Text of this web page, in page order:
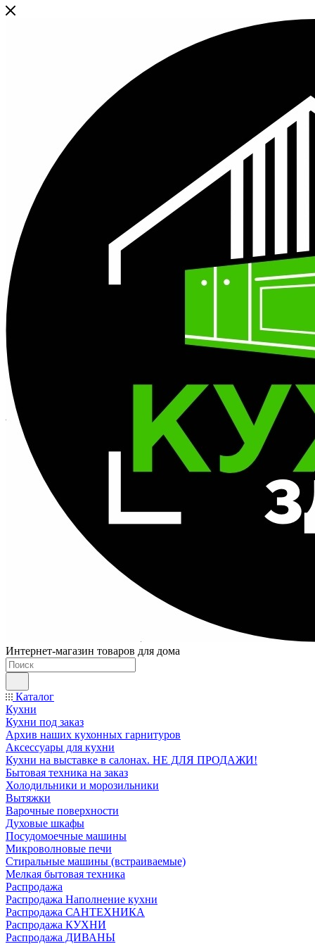
Интернет-магазин товаров для дома
Каталог
Кухни
Кухни под заказ
Архив наших кухонных гарнитуров
Аксессуары для кухни
Кухни на выставке в салонах. НЕ ДЛЯ ПРОДАЖИ!
Бытовая техника на заказ
Холодильники и морозильники
Вытяжки
Варочные поверхности
Духовые шкафы
Посудомоечные машины
Микроволновые печи
Стиральные машины (встраиваемые)
Мелкая бытовая техника
Распродажа
Распродажа Наполнение кухни
Распродажа САНТЕХНИКА
Распродажа КУХНИ
Распродажа ДИВАНЫ